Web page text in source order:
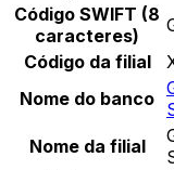
Código SWIFT (8
caracteres)
Código da filial
Nome do banco
Nome da filial